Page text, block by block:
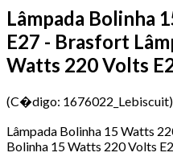
Lâmpada Bolinha
E27 - Brasfort
Watts 220 Volts
(C�digo: 1676022_Lebiscuit)
Lâmpada Bolinha 15 Watts
Bolinha 15 Watts 220 Volts